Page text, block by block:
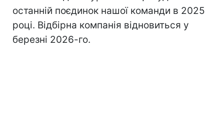
останній поєдинок нашої команди в 2025
році. Відбірна компанія відновиться у
березні 2026-го.